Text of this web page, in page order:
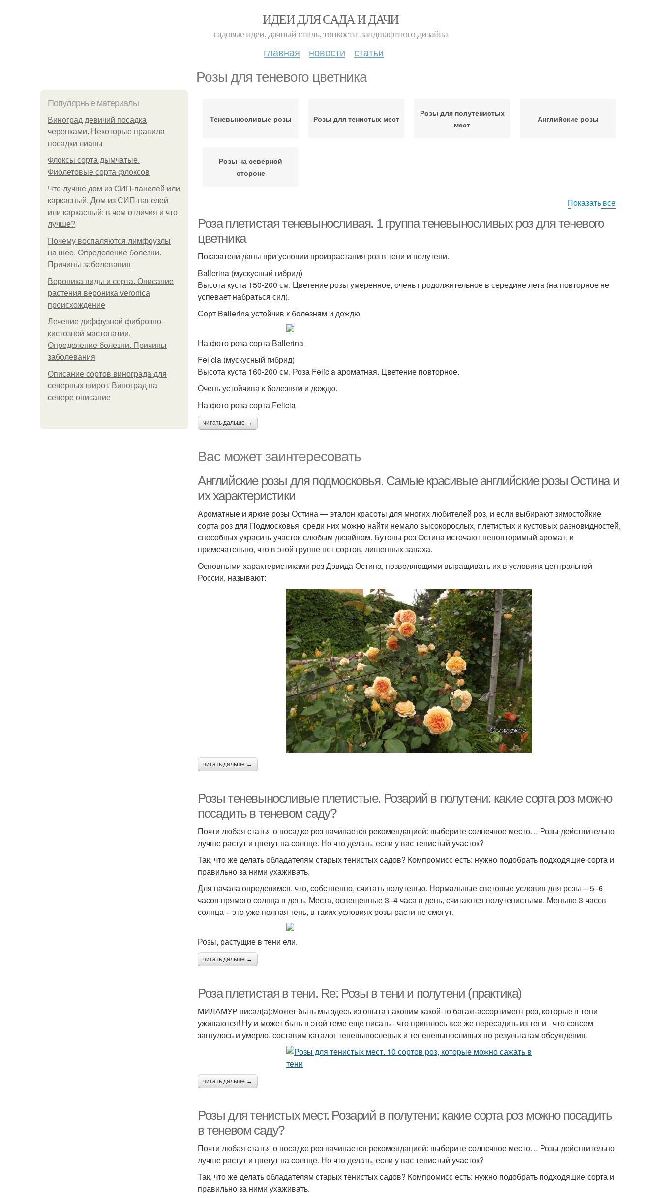
ИДЕИ ДЛЯ САДА И ДАЧИ
садовые идеи, дачный стиль, тонкости ландшафтного дизайна
главная новости статьи
Розы для теневого цветника
Популярные материалы
Виноград девичий посадка
черенками. Некоторые правила
посадки лианы
Флоксы сорта дымчатые.
Фиолетовые сорта флоксов
Что лучше дом из СИП-панелей или
каркасный. Дом из СИП-панелей
или каркасный: в чем отличия и что
лучше?
Почему воспаляются лимфоузлы
на шее. Определение болезни.
Причины заболевания
Вероника виды и сорта. Описание
растения вероника veronica
происхождение
Лечение диффузной фиброзно-
кистозной мастопатии.
Определение болезни. Причины
заболевания
Описание сортов винограда для
северных широт. Виноград на
севере описание
Теневыносливые розы Розы для тенистых мест
Розы для полутенистых
мест
Английские розы
Розы на северной
стороне
Показать все
Роза плетистая теневыносливая. 1 группа теневыносливых роз для теневого
цветника
Показатели даны при условии произрастания роз в тени и полутени.
Ballerina (мускусный гибрид)
Высота куста 150-200 см. Цветение розы умеренное, очень продолжительное в середине лета (на повторное не
успевает набраться сил).
Сорт Ballerina устойчив к болезням и дождю.
На фото роза сорта Ballerina
Felicia (мускусный гибрид)
Высота куста 160-200 см. Роза Felicia ароматная. Цветение повторное.
Очень устойчива к болезням и дождю.
На фото роза сорта Felicia
читать дальше →
Вас может заинтересовать
Английские розы для подмосковья. Самые красивые английские розы Остина и
их характеристики
Ароматные и яркие розы Остина — эталон красоты для многих любителей роз, и если выбирают зимостойкие
сорта роз для Подмосковья, среди них можно найти немало высокорослых, плетистых и кустовых разновидностей,
способных украсить участок слюбым дизайном. Бутоны роз Остина источают неповторимый аромат, и
примечательно, что в этой группе нет сортов, лишенных запаха.
Основными характеристиками роз Дэвида Остина, позволяющими выращивать их в условиях центральной
России, называют:
читать дальше →
Розы теневыносливые плетистые. Розарий в полутени: какие сорта роз можно
посадить в теневом саду?
Почти любая статья о посадке роз начинается рекомендацией: выберите солнечное место… Розы действительно
лучше растут и цветут на солнце. Но что делать, если у вас тенистый участок?
Так, что же делать обладателям старых тенистых садов? Компромисс есть: нужно подобрать подходящие сорта и
правильно за ними ухаживать.
Для начала определимся, что, собственно, считать полутенью. Нормальные световые условия для розы – 5–6
часов прямого солнца в день. Места, освещенные 3–4 часа в день, считаются полутенистыми. Меньше 3 часов
солнца – это уже полная тень, в таких условиях розы расти не смогут.
Розы, растущие в тени ели.
читать дальше →
Роза плетистая в тени. Re: Розы в тени и полутени (практика)
МИЛАМУР писал(а):Может быть мы здесь из опыта накопим какой-то багаж-ассортимент роз, которые в тени
уживаются! Ну и может быть в этой теме еще писать - что пришлось все же пересадить из тени - что совсем
загнулось и умерло. составим каталог теневынослевых и тененевыносливых по результатам обсуждения.
читать дальше →
Розы для тенистых мест. Розарий в полутени: какие сорта роз можно посадить
в теневом саду?
Почти любая статья о посадке роз начинается рекомендацией: выберите солнечное место… Розы действительно
лучше растут и цветут на солнце. Но что делать, если у вас тенистый участок?
Так, что же делать обладателям старых тенистых садов? Компромисс есть: нужно подобрать подходящие сорта и
правильно за ними ухаживать.